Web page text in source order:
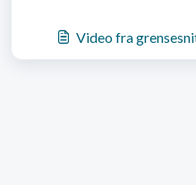
Video fra